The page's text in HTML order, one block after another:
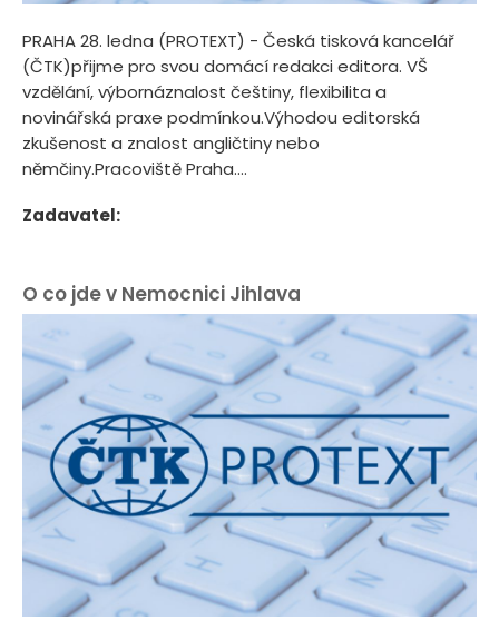
PRAHA 28. ledna (PROTEXT) - Česká tisková kancelář
(ČTK)přijme pro svou domácí redakci editora. VŠ
vzdělání, výbornáznalost češtiny, flexibilita a
novinářská praxe podmínkou.Výhodou editorská
zkušenost a znalost angličtiny nebo
němčiny.Pracoviště Praha....
Zadavatel:
O co jde v Nemocnici Jihlava